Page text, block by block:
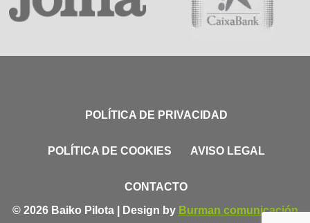
POLÍTICA DE PRIVACIDAD
POLÍTICA DE COOKIES AVISO LEGAL
CONTACTO
© 2026 Baiko Pilota | Design by Burman comunicación